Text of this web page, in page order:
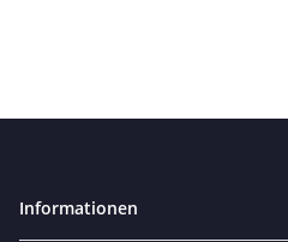
Informationen